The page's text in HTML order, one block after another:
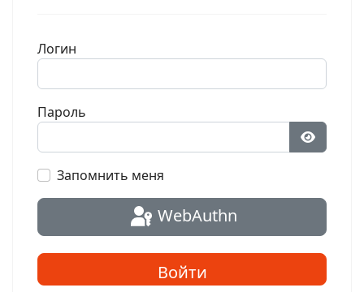
Логин
Пароль
Запомнить меня
WebAuthn
Войти